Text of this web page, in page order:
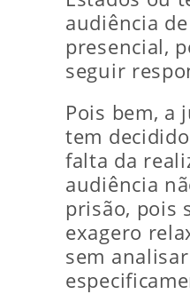
audiência
presencial,
seguir
Pois bem, a
tem
falta da
audiência
prisão, pois
exagero
sem